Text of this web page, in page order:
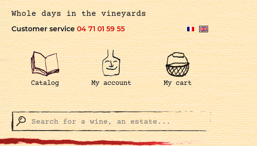
Whole days in the vineyards
Customer service04 71 01 59 55
Catalog My account My cart